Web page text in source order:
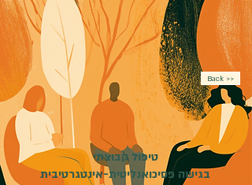
Back >>
טיפול קבוצתי
בגישה פסיכואנליטית-אינטגרטיבית